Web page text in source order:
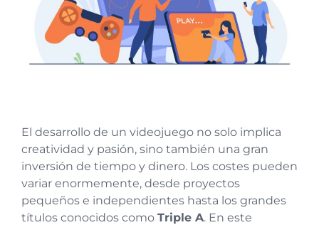
El desarrollo de un videojuego no solo implica
creatividad y pasión, sino también una gran
inversión de tiempo y dinero. Los costes pueden
variar enormemente, desde proyectos
pequeños e independientes hasta los grandes
títulos conocidos como Triple A. En este